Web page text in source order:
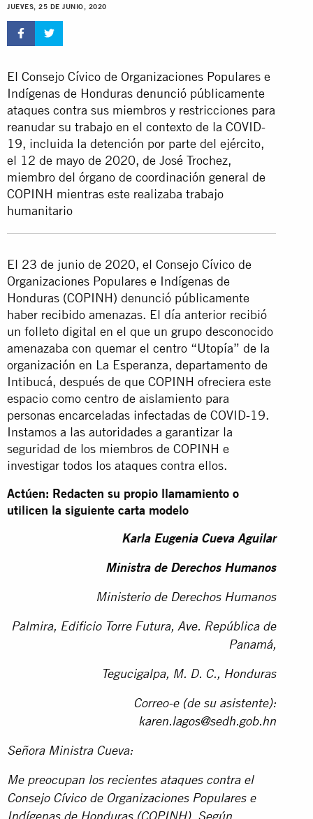
JUEVES, 25 DE JUNIO, 2020
El Consejo Cívico de Organizaciones Populares e
Indígenas de Honduras denunció públicamente
ataques contra sus miembros y restricciones para
reanudar su trabajo en el contexto de la COVID-
19, incluida la detención por parte del ejército,
el 12 de mayo de 2020, de José Trochez,
miembro del órgano de coordinación general de
COPINH mientras este realizaba trabajo
humanitario
El 23 de junio de 2020, el Consejo Cívico de
Organizaciones Populares e Indígenas de
Honduras (COPINH) denunció públicamente
haber recibido amenazas. El día anterior recibió
un folleto digital en el que un grupo desconocido
amenazaba con quemar el centro “Utopía” de la
organización en La Esperanza, departamento de
Intibucá, después de que COPINH ofreciera este
espacio como centro de aislamiento para
personas encarceladas infectadas de COVID-19.
Instamos a las autoridades a garantizar la
seguridad de los miembros de COPINH e
investigar todos los ataques contra ellos.
Actúen: Redacten su propio llamamiento o
utilicen la siguiente carta modelo
Karla Eugenia Cueva Aguilar
Ministra de Derechos Humanos
Ministerio de Derechos Humanos
Palmira, Edificio Torre Futura, Ave. República de
Panamá,
Tegucigalpa, M. D. C., Honduras
Correo-e (de su asistente):
karen.lagos@sedh.gob.hn
Señora Ministra Cueva:
Me preocupan los recientes ataques contra el
Consejo Cívico de Organizaciones Populares e